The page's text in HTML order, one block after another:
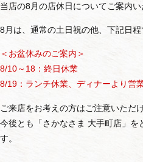
当店の8月の店休日についてご案内い
8月は、通常の土日祝の他、下記日程
＜お盆休みのご案内＞
8/10～18：終日休業
8/19：ランチ休業、ディナーより営
ご来店をお考えの方はご注意いただ
今後とも「さかなさま 大手町店」を
す。